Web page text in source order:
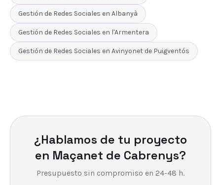
Gestión de Redes Sociales en Albanyà
Gestión de Redes Sociales en l'Armentera
Gestión de Redes Sociales en Avinyonet de Puigventós
¿Hablamos de tu proyecto
en Maçanet de Cabrenys?
Presupuesto sin compromiso en 24-48 h.